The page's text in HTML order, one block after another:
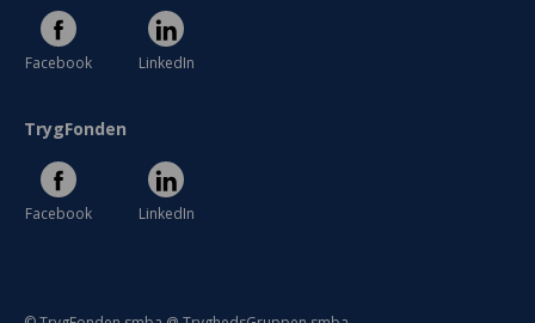
Facebook LinkedIn
TrygFonden
Facebook LinkedIn